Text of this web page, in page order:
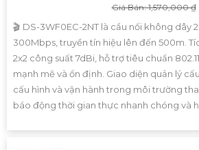
Giá Bán: 1,570,000 ₫
🎬 DS-3WF0EC-2NT là cầu nối không dây
300Mbps, truyền tín hiệu lên đến 500m.
2x2 công suất 7dBi, hỗ trợ tiêu chuẩn
mạnh mẽ và ổn định. Giao diện quản lý
cấu hình và vận hành trong môi trường
báo động thời gian thực nhanh chóng và